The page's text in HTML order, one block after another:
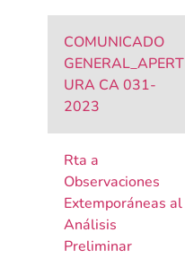
COMUNICADO
GENERAL_APERT
URA CA 031-
2023
Rta a
Observaciones
Extemporáneas al
Análisis
Preliminar